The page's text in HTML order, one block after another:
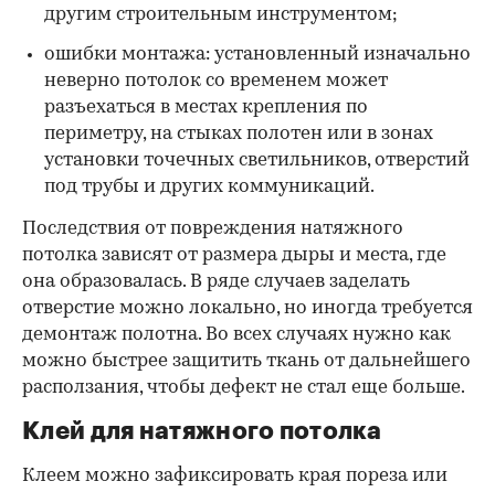
другим строительным инструментом;
ошибки монтажа: установленный изначально
неверно потолок со временем может
разъехаться в местах крепления по
периметру, на стыках полотен или в зонах
установки точечных светильников, отверстий
под трубы и других коммуникаций.
Последствия от повреждения натяжного
потолка зависят от размера дыры и места, где
она образовалась. В ряде случаев заделать
отверстие можно локально, но иногда требуется
демонтаж полотна. Во всех случаях нужно как
можно быстрее защитить ткань от дальнейшего
расползания, чтобы дефект не стал еще больше.
Клей для натяжного потолка
Клеем можно зафиксировать края пореза или